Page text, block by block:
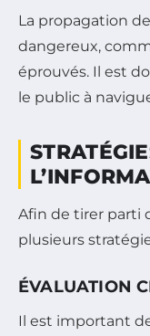
La propagation
dangereux,
éprouvés. Il est
le public à
Afin de tirer parti
plusieurs
ÉVALUATION
Il est important